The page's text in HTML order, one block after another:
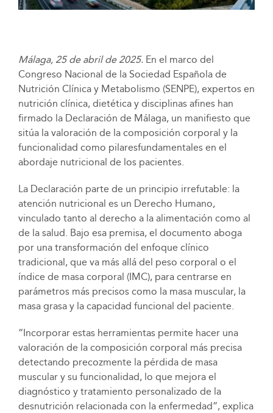
Málaga, 25 de abril de 2025.En el marco del
Congreso Nacional de la Sociedad Española de
Nutrición Clínica y Metabolismo (SENPE), expertos en
nutrición clínica, dietética y disciplinas afines han
firmado la Declaración de Málaga, un manifiesto que
sitúa la valoración de la composición corporal y la
funcionalidad como pilaresfundamentales en el
abordaje nutricional de los pacientes.
La Declaración parte de un principio irrefutable: la
atención nutricional es un Derecho Humano,
vinculado tanto al derecho a la alimentación como al
de la salud. Bajo esa premisa, el documento aboga
por una transformación del enfoque clínico
tradicional, que va más allá del peso corporal o el
índice de masa corporal (IMC), para centrarse en
parámetros más precisos como la masa muscular, la
masa grasa y la capacidad funcional del paciente.
“Incorporar estas herramientas permite hacer una
valoración de la composición corporal más precisa
detectando precozmente la pérdida de masa
muscular y su funcionalidad, lo que mejora el
diagnóstico y tratamiento personalizado de la
desnutrición relacionada con la enfermedad”, explica